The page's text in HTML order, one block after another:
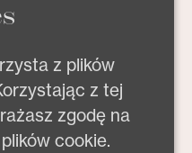
z plików
z tej
zgodę na
cookie.